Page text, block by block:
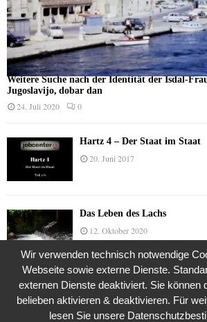
Weitere Suche nach der Identität der Isdal-
Jugoslavijo, dobar dan
24. Juli 2020 0
Hartz 4 – Der Staat im Staat
20. Juni 2017
Das Leben des Lachs
12. Oktober 2020
Die Geschichte der
9. Juli 2018
Wir verwenden technisch notwendige
Webseite sowie externe Dienste.
externen Dienste deaktiviert. Sie können
belieben aktivieren & deaktivieren. Für
lesen Sie unsere